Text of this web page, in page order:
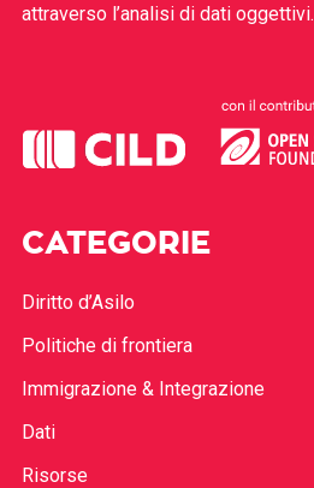
attraverso l’analisi di dati oggettivi.
CATEGORIE
Diritto d’Asilo
Politiche di frontiera
Immigrazione & Integrazione
Dati
Risorse